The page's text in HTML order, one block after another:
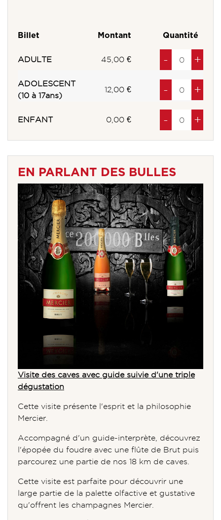
Billet Montant Quantité
ADULTE 45,00 € - Diminuer
produits
+à
ADOLESCENT
(10 à 17ans)
12,00 € - Diminuer
produits
+à
ENFANT 0,00 € - Diminuer
produits
+à
EN PARLANT DES BULLES
Visite des caves avec guide suivie d'une triple
dégustation
Cette visite présente l'esprit et la philosophie
Mercier.
Accompagné d'un guide-interprète, découvrez
l'épopée du foudre avec une flûte de Brut puis
parcourez une partie de nos 18 km de caves.
Cette visite est parfaite pour découvrir une
large partie de la palette olfactive et gustative
qu'offrent les champagnes Mercier.